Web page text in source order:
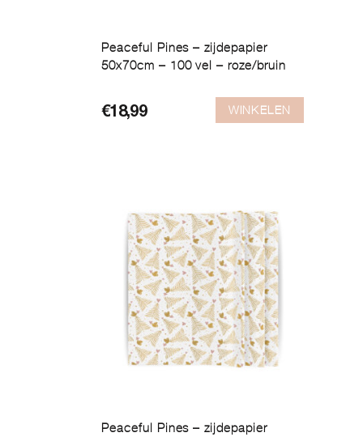
Peaceful Pines – zijdepapier
50x70cm – 100 vel – roze/bruin
€18,99 WINKELEN
Peaceful Pines – zijdepapier